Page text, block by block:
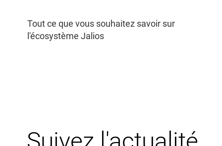
Tout ce que vous souhaitez savoir sur
l'écosystème Jalios